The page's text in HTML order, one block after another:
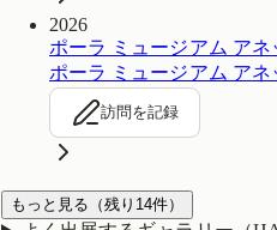
2026
ポーラ ミュージアム アネ
ポーラ ミュージアム アネ
訪問を記録
もっと見る （残り 14件）